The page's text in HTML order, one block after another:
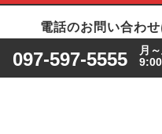
電話のお問い合わせ
097-597-5555
月